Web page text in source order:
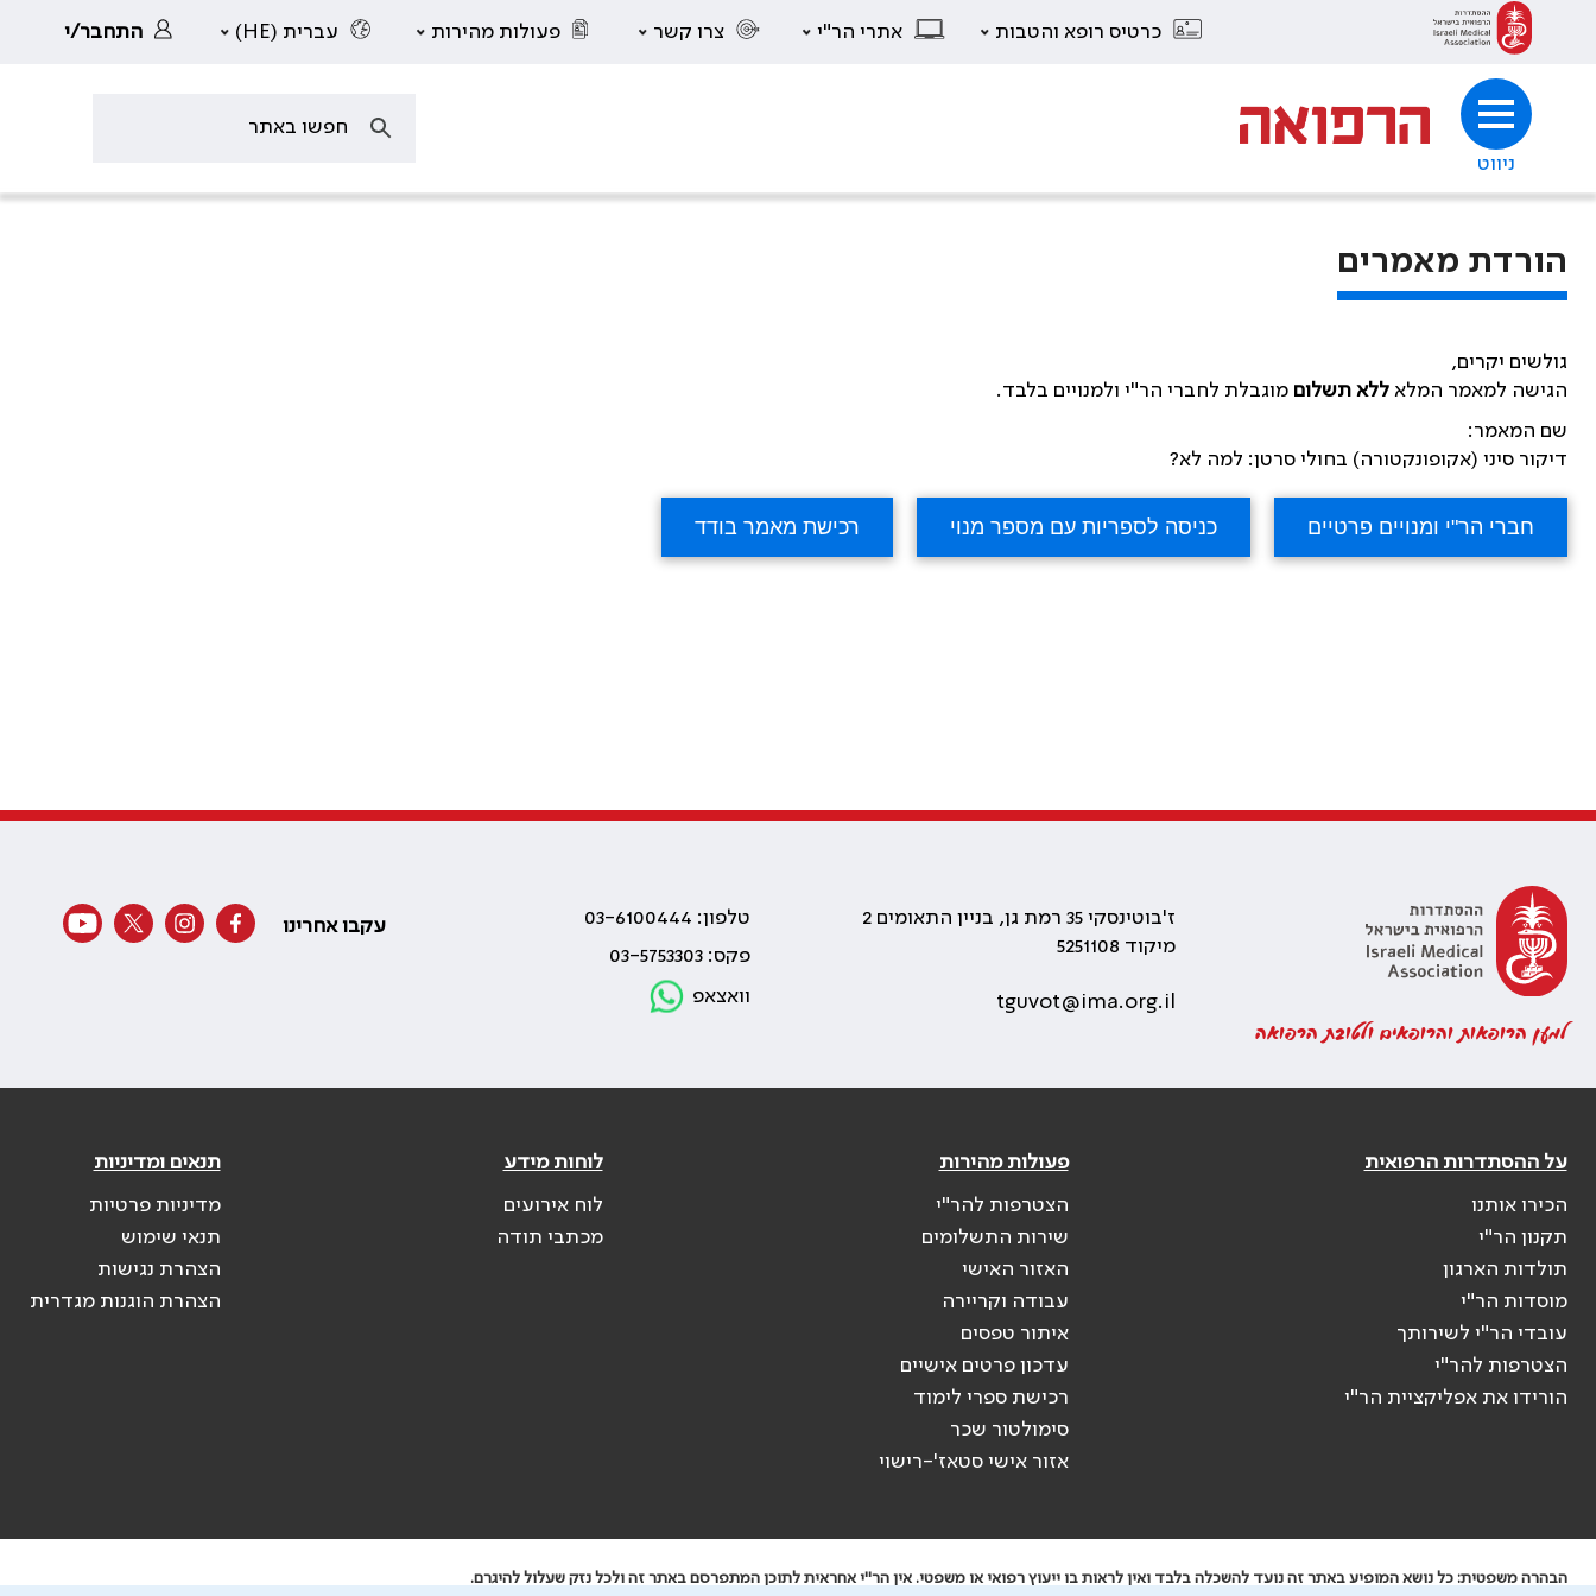
כרטיס רופא והטבות אתרי הר"י צרו קשר פעולות מהירות עברית (HE) התחבר/י
ניווט
הורדת מאמרים
גולשים יקרים,
הגישה למאמר המלאללא תשלום מוגבלת לחברי הר"י ולמנויים בלבד.
שם המאמר:
דיקור סיני (אקופונקטורה) בחולי סרטן: למה לא?
למען הרופאות והרופאים ולטובת הרפואה
ז'בוטינסקי 35 רמת גן, בניין התאומים 2
מיקוד 5251108
tguvot@ima.org.il
טלפון: 03-6100444
פקס: 03-5753303
וואצאפ
עקבו אחרינו
על ההסתדרות הרפואית
הכירו אותנו
תקנון הר"י
תולדות הארגון
מוסדות הר"י
עובדי הר"י לשירותך
הצטרפות להר"י
הורידו את אפליקציית הר"י
פעולות מהירות
הצטרפות להר"י
שירות התשלומים
האזור האישי
עבודה וקריירה
איתור טפסים
עדכון פרטים אישיים
רכישת ספרי לימוד
סימולטור שכר
אזור אישי סטאז'-רישוי
לוחות מידע
לוח אירועים
מכתבי תודה
תנאים ומדיניות
מדיניות פרטיות
תנאי שימוש
הצהרת נגישות
הצהרת הוגנות מגדרית
הבהרה משפטית: כל נושא המופיע באתר זה נועד להשכלה בלבד ואין לראות בו ייעוץ רפואי או משפטי. אין הר"י אחראית לתוכן המתפרסם באתר זה ולכל נזק שעלול להיגרם.